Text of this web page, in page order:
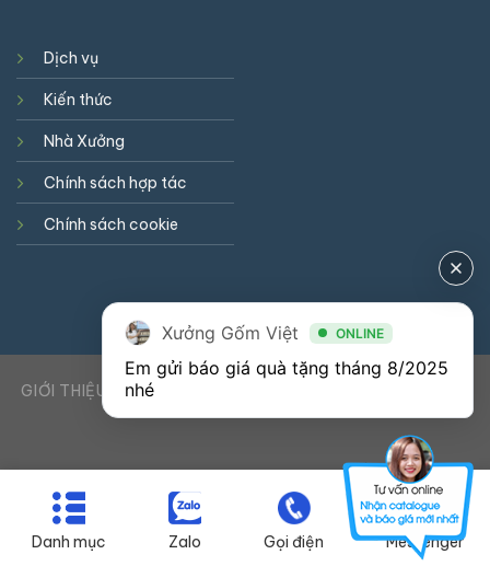
Danh mục Zalo Gọi điện Messenger
Dịch vụ
Kiến thức
Nhà Xưởng
Chính sách hợp tác
Chính sách cookie
GIỚI THIỆU DỊCH VỤ
Xưởng Gốm Việt ONLINE
Em gửi báo giá quà tặng tháng 8/2025
nhé